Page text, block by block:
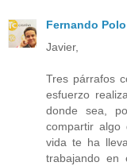
Fernando Polo
Javier,
Tres párrafos
esfuerzo
donde sea,
compartir algo
vida te ha
trabajando en